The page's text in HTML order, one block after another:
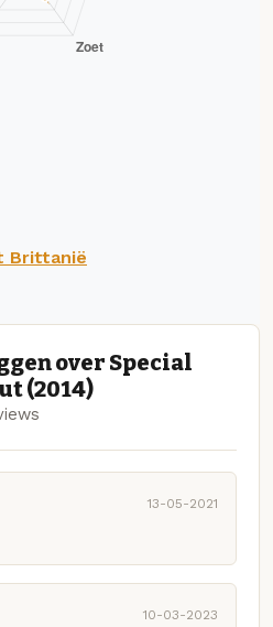
Brittanië
over Special
(2014)
13-05-2021
10-03-2023